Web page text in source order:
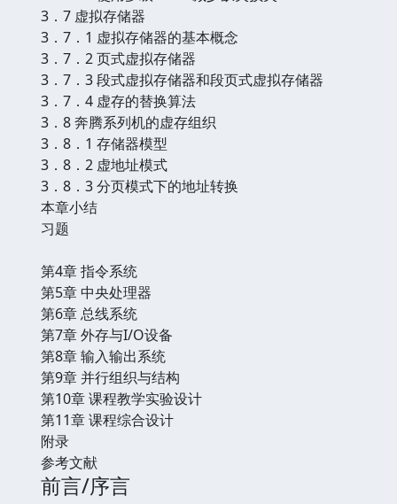
3．7 虚拟存储器
3．7．1 虚拟存储器的基本概念
3．7．2 页式虚拟存储器
3．7．3 段式虚拟存储器和段页式虚拟存储器
3．7．4 虚存的替换算法
3．8 奔腾系列机的虚存组织
3．8．1 存储器模型
3．8．2 虚地址模式
3．8．3 分页模式下的地址转换
本章小结
习题
第4章 指令系统
第5章 中央处理器
第6章 总线系统
第7章 外存与I/O设备
第8章 输入输出系统
第9章 并行组织与结构
第10章 课程教学实验设计
第11章 课程综合设计
附录
参考文献
前言/序言